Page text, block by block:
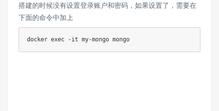
搭建的时候没有设置登录账户和密码，如果设置了，需要在
下面的命令中加上
docker exec -it my-mongo mongo